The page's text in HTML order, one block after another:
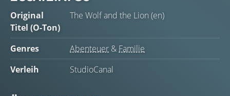
Original
Titel (O-Ton)
The Wolf and the Lion (en)
Genres Abenteuer & Familie
Verleih
StudioCanal